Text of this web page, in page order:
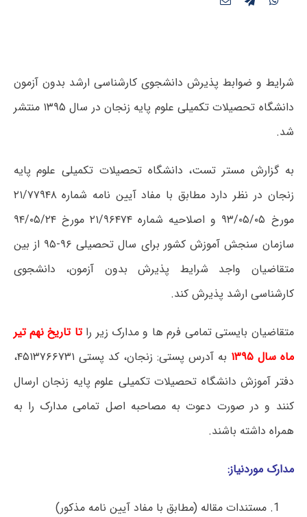
شرایط و ضوابط پذیرش دانشجوی کارشناسی ارشد بدون آزمون
دانشگاه تحصیلات تکمیلی علوم پایه زنجان در سال ۱۳۹۵ منتشر
شد.
به گزارش مستر تست، دانشگاه تحصیلات تکمیلی علوم پایه
زنجان در نظر دارد مطابق با مفاد آیین نامه شماره ۲۱/۷۷۹۴۸
مورخ ۹۳/۰۵/۰۵ و اصلاحیه شماره ۲۱/۹۶۴۷۴ مورخ ۹۴/۰۵/۲۴
سازمان سنجش آموزش کشور برای سال تحصیلی ۹۶-۹۵ از بین
متقاضیان واجد شرایط پذیرش بدون آزمون، دانشجوی
کارشناسی ارشد پذیرش کند.
متقاضیان بایستی تمامی فرم ها و مدارک زیر را تا تاریخ نهم تیر
ماه سال ۱۳۹۵
به آدرس پستی: زنجان، کد پستی ۴۵۱۳۷۶۶۷۳۱،
دفتر آموزش دانشگاه تحصیلات تکمیلی علوم پایه زنجان ارسال
کنند و در صورت دعوت به مصاحبه اصل تمامی مدارک را به
همراه داشته باشند.
مدارک موردنیاز:
مستندات مقاله (مطابق با مفاد آیین نامه مذکور)